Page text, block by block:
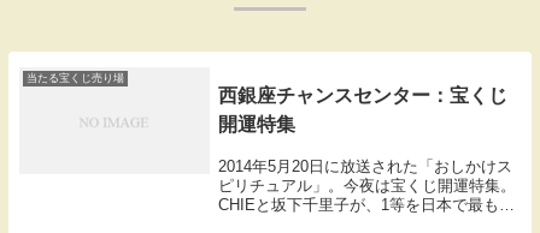
当たる宝くじ売り場
西銀座チャンスセンター：宝くじ
開運特集
2014年5月20日に放送された「おしかけス
ピリチュアル」。今夜は宝くじ開運特集。
CHIEと坂下千里子が、1等を日本で最も多